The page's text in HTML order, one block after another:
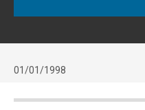
01/01/1998